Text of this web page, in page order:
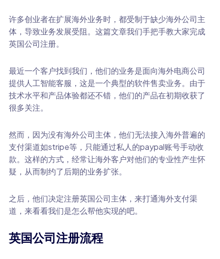
许多创业者在扩展海外业务时，都受制于缺少海外公司主
体，导致业务发展受阻。这篇文章我们手把手教大家完成
英国公司注册。
最近一个客户找到我们，他们的业务是面向海外电商公司
提供人工智能客服，这是一个典型的软件售卖业务。由于
技术水平和产品体验都还不错，他们的产品在初期收获了
很多关注。
然而，因为没有海外公司主体，他们无法接入海外普遍的
支付渠道如stripe等，只能通过私人的paypal账号手动收
款。这样的方式，经常让海外客户对他们的专业性产生怀
疑，从而制约了后期的业务扩张。
之后，他们决定注册英国公司主体，来打通海外支付渠
道，来看看我们是怎么帮他实现的吧。
英国公司注册流程